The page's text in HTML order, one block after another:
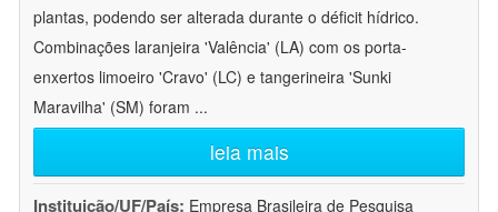
plantas, podendo ser alterada durante o déficit hídrico.
Combinações laranjeira 'Valência' (LA) com os porta-
enxertos limoeiro 'Cravo' (LC) e tangerineira 'Sunki
Maravilha' (SM) foram ...
leia mais
Instituição/UF/País: Empresa Brasileira de Pesquisa